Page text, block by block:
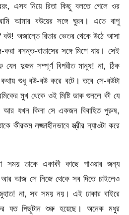
এসব নিয়ে রিতা কিছু বলতে গেলে ওর
আমার বউয়ের সঙ্গে ঘুরব। এতে বাপু
বউ! অজান্তে রিতার ভেতর থেকে উঠে আসা
করা বসন্ত-বাতাসের সঙ্গে মিশে যায়। সেই
দুজন সম্পূর্ণ বিপরীত মানুষ! না, ঠিক
শুধু বউ-বউ করে বটে। তবে সে-বউটা
মুখ থেকে ওই মিষ্টি ডাক শুনলে কী যে
আর যখন কিনা সে একজন বিবাহিত পুরুষ,
কীরকম লজ্জাহীনভাবে স্ত্রীর ন্যাওটা করে
সময় তাকে একাকী কাছে পাওয়ার জন্য
আর আজ সে নিজে থেকে সব দিতে চাইলেও
না, সব সময় নয়। এই ঢাকার বাইরে
যত পিছুটান শুরু হয়েছে। অনেক মধুর